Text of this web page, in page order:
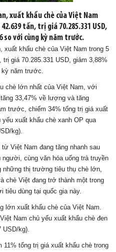
xuất khẩu chè của Việt Nam
tấn, trị giá 70.285.331 USD,
so với cùng kỳ năm trước.
xuất khẩu chè của Việt Nam trong 5
giá 70.285.331 USD, giảm 3,88%
kỳ năm trước.
chè lớn nhất của Việt Nam, với
33,47% về lượng và tăng
trước, chiếm 34% tổng trị giá xuất
xuất khẩu chè xanh OP qua
kg).
Việt Nam đang tăng nhanh sau
cùng văn hóa uống trà truyền
những thị trường tiêu thụ chè lớn,
chè Việt đang trở thành một trong
tiêu dùng tại quốc gia này.
lớn xuất khẩu chè của Việt Nam.
Nam chủ yếu xuất khẩu chè đen
USD/kg).
tổng trị giá xuất khẩu chè trong